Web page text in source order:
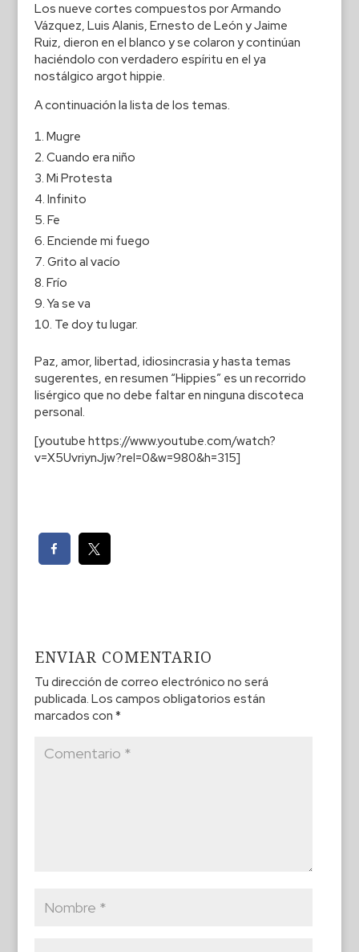
Los nueve cortes compuestos por Armando
Vázquez, Luis Alanis, Ernesto de León y Jaime
Ruiz, dieron en el blanco y se colaron y continúan
haciéndolo con verdadero espíritu en el ya
nostálgico argot hippie.
A continuación la lista de los temas.
Mugre
Cuando era niño
Mi Protesta
Infinito
Fe
Enciende mi fuego
Grito al vacío
Frío
Ya se va
Te doy tu lugar.
Paz, amor, libertad, idiosincrasia y hasta temas
sugerentes, en resumen “Hippies” es un recorrido
lisérgico que no debe faltar en ninguna discoteca
personal.
[youtube https://www.youtube.com/watch?
v=X5UvriynJjw?rel=0&w=980&h=315]
ENVIAR COMENTARIO
Tu dirección de correo electrónico no será
publicada. Los campos obligatorios están
marcados con *